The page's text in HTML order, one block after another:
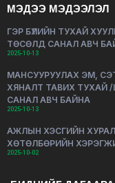
МЭДЭЭ МЭДЭЭЛЭЛ
ГЭР БҮЛИЙН ТУХАЙ
ТӨСӨЛД САНАЛ АВЧ
2025-10-13
МАНСУУРУУЛАХ ЭМ,
ХЯНАЛТ ТАВИХ ТУХАЙ
САНАЛ АВЧ БАЙНА
2025-10-13
АЖЛЫН ХЭСГИЙН
ХӨТӨЛБӨРИЙН
2025-10-02